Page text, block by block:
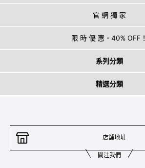
官 網 獨 家
限 時 優 惠 - 40% OFF！
系列分類
精選分類
店舖地址
關注我們